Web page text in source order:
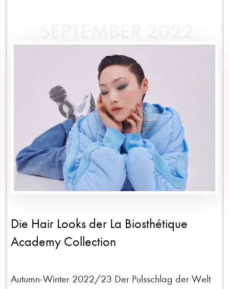
Die Hair Looks der La Biosthétique
Academy Collection
Autumn-Winter 2022/23 Der Pulsschlag der Welt